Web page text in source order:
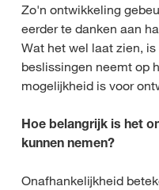
Zo'n ontwikkeling
eerder te danken aan
Wat het wel laat zien,
beslissingen neemt op
mogelijkheid is voor
Hoe belangrijk is het
kunnen nemen?
Onafhankelijkheid